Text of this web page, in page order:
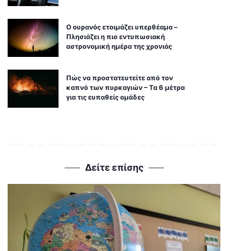
Ο ουρανός ετοιμάζει υπερθέαμα –
Πλησιάζει η πιο εντυπωσιακή
αστρονομική ημέρα της χρονιάς
Πώς να προστατευτείτε από τον
καπνό των πυρκαγιών – Τα 6 μέτρα
για τις ευπαθείς ομάδες
Δείτε επίσης